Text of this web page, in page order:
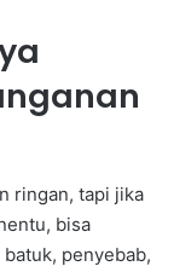
ringan, tapi jika
bisa
penyebab,